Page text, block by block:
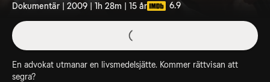
Dokumentär | 2009 | 1h 28m | 15 år 6.9
En advokat utmanar en livsmedelsjätte. Kommer rättvisan att
segra?